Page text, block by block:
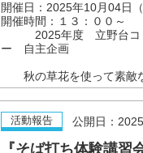
開催日：2025年10月04日（
開催時間：１３：００～
2025年度 立野台コミ
ー 自主企画
秋の草花を使って素敵
活動報告 公開日：
『そば打ち体験講習